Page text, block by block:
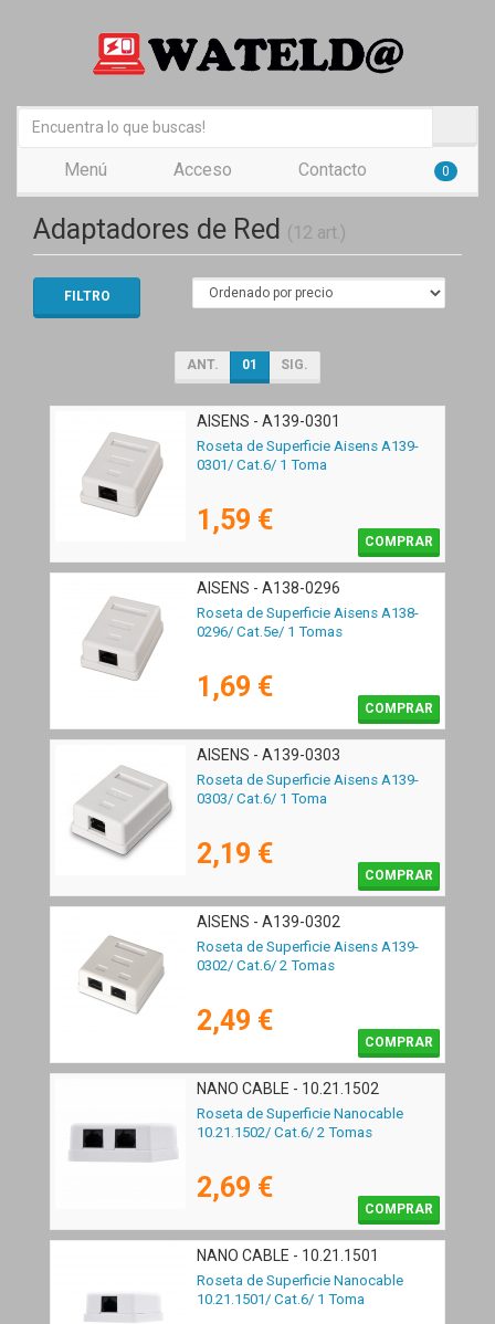
Menú Acceso Contacto 0
Adaptadores de Red (12 art.)
FILTRO
ANT. 01 SIG.
AISENS - A139-0301
Roseta de Superficie Aisens A139-
0301/ Cat.6/ 1 Toma
1,59 €
COMPRAR
AISENS - A138-0296
Roseta de Superficie Aisens A138-
0296/ Cat.5e/ 1 Tomas
1,69 €
COMPRAR
AISENS - A139-0303
Roseta de Superficie Aisens A139-
0303/ Cat.6/ 1 Toma
2,19 €
COMPRAR
AISENS - A139-0302
Roseta de Superficie Aisens A139-
0302/ Cat.6/ 2 Tomas
2,49 €
COMPRAR
NANO CABLE - 10.21.1502
Roseta de Superficie Nanocable
10.21.1502/ Cat.6/ 2 Tomas
2,69 €
COMPRAR
NANO CABLE - 10.21.1501
Roseta de Superficie Nanocable
10.21.1501/ Cat.6/ 1 Toma